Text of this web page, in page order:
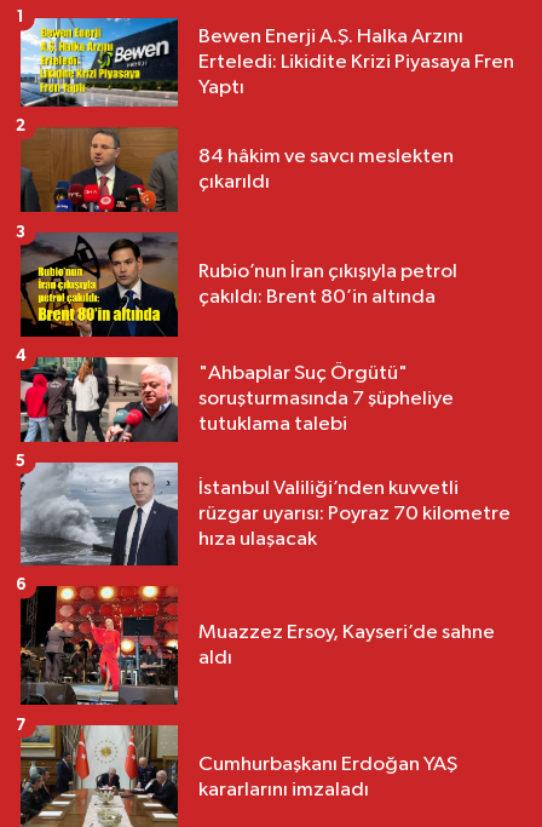
Bewen Enerji A.Ş. Halka Arzını
Erteledi: Likidite Krizi Piyasaya Fren
Yaptı
84 hâkim ve savcı meslekten
çıkarıldı
2
Rubio’nun İran çıkışıyla petrol
çakıldı: Brent 80’in altında
3
"Ahbaplar Suç Örgütü"
soruşturmasında 7 şüpheliye
tutuklama talebi
4
İstanbul Valiliği’nden kuvvetli
rüzgar uyarısı: Poyraz 70 kilometre
hıza ulaşacak
5
Muazzez Ersoy, Kayseri’de sahne
aldı
6
Cumhurbaşkanı Erdoğan YAŞ
kararlarını imzaladı
7